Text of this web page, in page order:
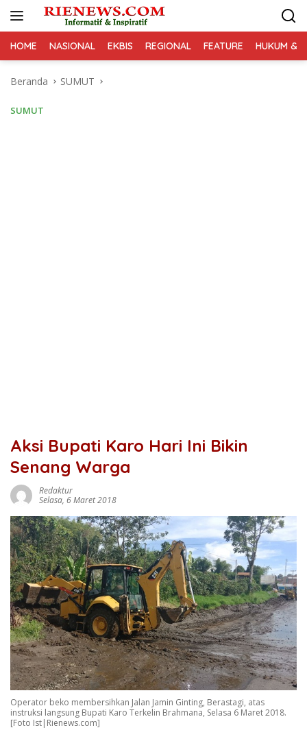
HOME NASIONAL EKBIS REGIONAL FEATURE HUKUM &
Beranda SUMUT
SUMUT
Aksi Bupati Karo Hari Ini Bikin
Senang Warga
Redaktur
Selasa, 6 Maret 2018
Operator beko membersihkan Jalan Jamin Ginting, Berastagi, atas
instruksi langsung Bupati Karo Terkelin Brahmana, Selasa 6 Maret 2018.
[Foto Ist|Rienews.com]